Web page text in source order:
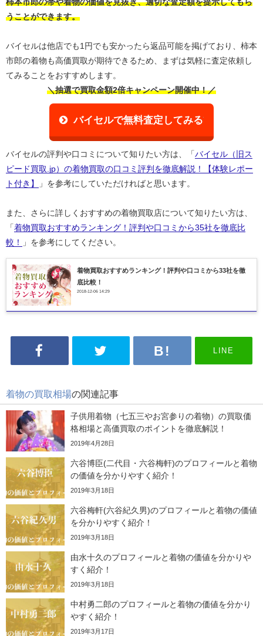
うことができます。
バイセルは他店でも1円でも安かったら返品可能を掲げており、柿本
市郎の着物も高価買取が期待できるため、まずは気軽に査定依頼し
てみることをおすすめします。
＼抽選で買取金額2倍キャンペーン開催中！／
バイセルで無料査定してみる
バイセルの評判や口コミについて知りたい方は、「 バイセル（旧ス
ピード買取.jp）の着物買取の口コミ評判を徹底解説！【体験レポー
ト付き】
」を参考にしていただければと思います。
また、さらに詳しくおすすめの着物買取店について知りたい方は、
「 着物買取おすすめランキング！評判や口コミから35社を徹底比
較！
」を参考にしてください。
着物買取おすすめランキング！評判や口コミから33社を徹
底比較！
2018-12-06 14:29
LINE
着物の買取相場の関連記事
子供用着物（七五三やお宮参りの着物）の買取価
格相場と高価買取のポイントを徹底解説！
2019年4月28日
六谷博臣(二代目・六谷梅軒)のプロフィールと着物
の価値を分かりやすく紹介！
2019年3月18日
六谷梅軒(六谷紀久男)のプロフィールと着物の価値
を分かりやすく紹介！
2019年3月18日
由水十久のプロフィールと着物の価値を分かりや
すく紹介！
2019年3月18日
中村勇二郎のプロフィールと着物の価値を分かり
やすく紹介！
2019年3月17日